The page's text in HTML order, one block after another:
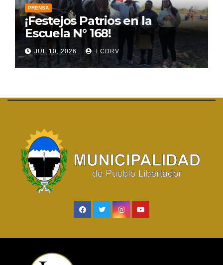
PRENSA
¡Festejos Patrios en la
Escuela N° 168!
JUL 10, 2026 LCDRV